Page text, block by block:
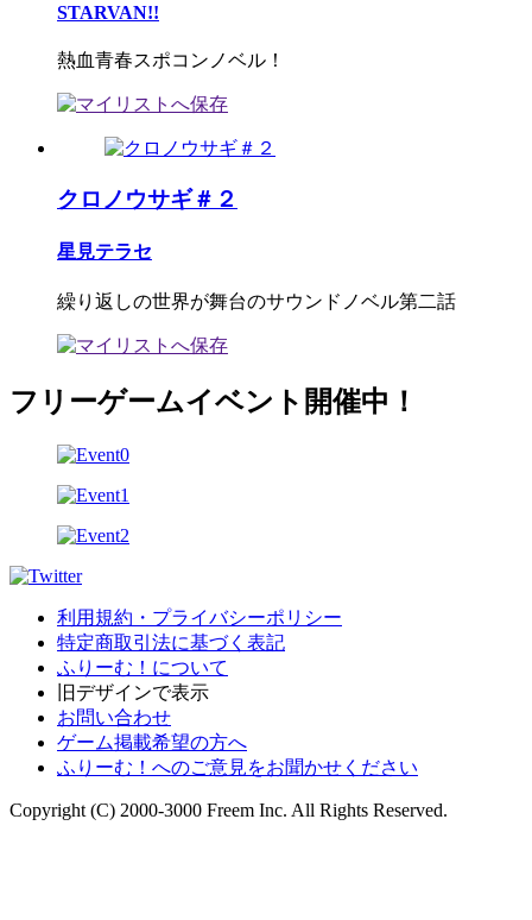
STARVAN!!
熱血青春スポコンノベル！
クロノウサギ＃２
星見テラセ
繰り返しの世界が舞台のサウンドノベル第二話
フリーゲームイベント開催中！
利用規約・プライバシーポリシー
特定商取引法に基づく表記
ふりーむ！について
旧デザインで表示
お問い合わせ
ゲーム掲載希望の方へ
ふりーむ！へのご意見をお聞かせください
Copyright (C) 2000-3000 Freem Inc. All Rights Reserved.